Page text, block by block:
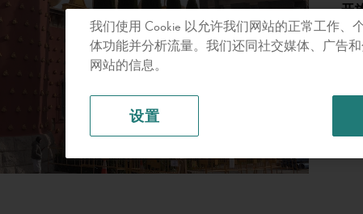
开
米
（
价
我们使用 Cookie 以允许我们网站的正常工作、
体功能并分析流量。我们还同社交媒体、广告
网站的信息。
设置